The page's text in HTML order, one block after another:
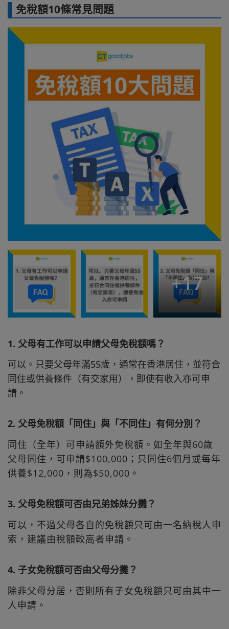
免稅額10條常見問題
+17
1. 父母有工作可以申請父母免稅額嗎？
可以。只要父母年滿55歲，通常在香港居住，並符合
同住或供養條件（有交家用），即使有收入亦可申
請。
2. 父母免稅額「同住」與「不同住」有何分別？
同住（全年）可申請額外免稅額。如全年與60歲
父母同住，可申請$100,000；只同住6個月或每年
供養$12,000，則為$50,000。
3. 父母免稅額可否由兄弟姊妹分攤？
可以，不過父母各自的免稅額只可由一名納稅人申
索，建議由稅額較高者申請。
4. 子女免稅額可否由父母分攤？
除非父母分居，否則所有子女免稅額只可由其中一
人申請。